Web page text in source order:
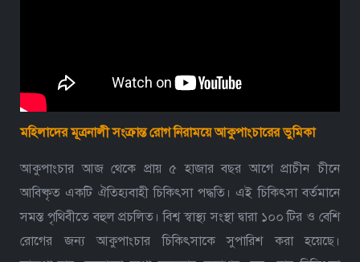
মহিলাদের মূত্রনালী সংক্রান্ত রোগ নিরাময়ে আকুপাংচারের ভুমিকা
আকুপাংচার আজ থেকে প্রায় ৫ হাজার বছর আগে প্রাচীন চীনে
আবিষ্কৃত একটি ঐতিহ্যবাহী চিকিৎসা পদ্ধতি। এই চিকিৎসা বর্তমানে
সমস্ত পৃথিবীতে বহুল প্রচলিত। বিশ্ব স্বাস্থ্য সংস্থা দ্বারা ১০০ টির ও বেশি
রোগের জন্য আকুপাংচার চিকিৎসাকে সুপারিশ করা হয়েছে।